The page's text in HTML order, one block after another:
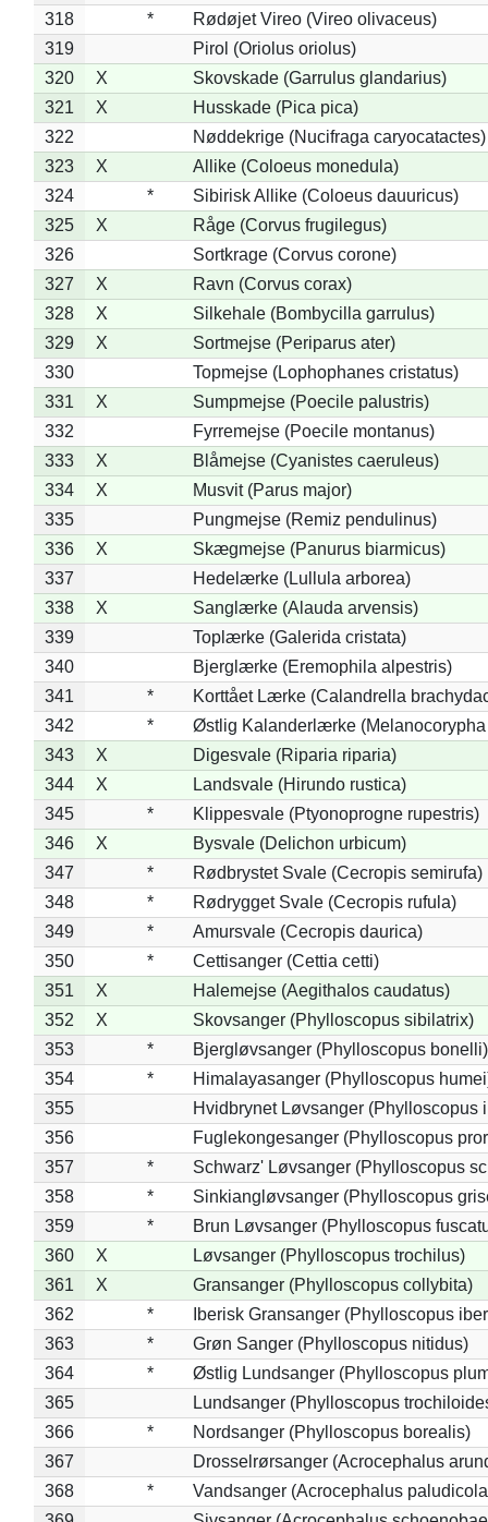
318
*
Rødøjet Vireo (Vireo olivaceus)
319
Pirol (Oriolus oriolus)
320
X
Skovskade (Garrulus glandarius)
321
X
Husskade (Pica pica)
322
Nøddekrige (Nucifraga caryocatactes)
323
X
Allike (Coloeus monedula)
324
*
Sibirisk Allike (Coloeus dauuricus)
325
X
Råge (Corvus frugilegus)
326
Sortkrage (Corvus corone)
327
X
Ravn (Corvus corax)
328
X
Silkehale (Bombycilla garrulus)
329
X
Sortmejse (Periparus ater)
330
Topmejse (Lophophanes cristatus)
331
X
Sumpmejse (Poecile palustris)
332
Fyrremejse (Poecile montanus)
333
X
Blåmejse (Cyanistes caeruleus)
334
X
Musvit (Parus major)
335
Pungmejse (Remiz pendulinus)
336
X
Skægmejse (Panurus biarmicus)
337
Hedelærke (Lullula arborea)
338
X
Sanglærke (Alauda arvensis)
339
Toplærke (Galerida cristata)
340
Bjerglærke (Eremophila alpestris)
341
*
Korttået Lærke (Calandrella
342
*
Østlig Kalanderlærke (Melanocorypha
343
X
Digesvale (Riparia riparia)
344
X
Landsvale (Hirundo rustica)
345
*
Klippesvale (Ptyonoprogne rupestris)
346
X
Bysvale (Delichon urbicum)
347
*
Rødbrystet Svale (Cecropis semirufa)
348
*
Rødrygget Svale (Cecropis rufula)
349
*
Amursvale (Cecropis daurica)
350
*
Cettisanger (Cettia cetti)
351
X
Halemejse (Aegithalos caudatus)
352
X
Skovsanger (Phylloscopus sibilatrix)
353
*
Bjergløvsanger (Phylloscopus bonelli)
354
*
Himalayasanger (Phylloscopus
355
Hvidbrynet Løvsanger (Phylloscopus
356
Fuglekongesanger (Phylloscopus
357
*
Schwarz' Løvsanger (Phylloscopus
358
*
Sinkiangløvsanger (Phylloscopus
359
*
Brun Løvsanger (Phylloscopus
360
X
Løvsanger (Phylloscopus trochilus)
361
X
Gransanger (Phylloscopus collybita)
362
*
Iberisk Gransanger (Phylloscopus
363
*
Grøn Sanger (Phylloscopus nitidus)
364
*
Østlig Lundsanger (Phylloscopus
365
Lundsanger (Phylloscopus
366
*
Nordsanger (Phylloscopus borealis)
367
Drosselrørsanger (Acrocephalus
368
*
Vandsanger (Acrocephalus